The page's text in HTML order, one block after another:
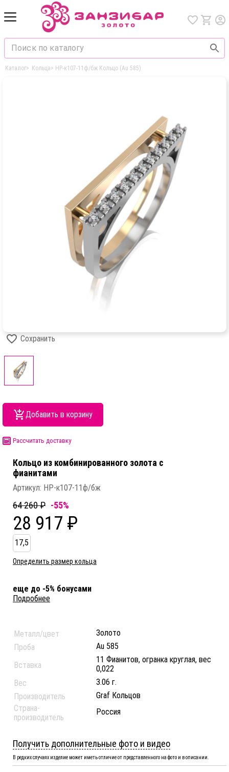
Каталог> Кольца> HP-к107-11ф/бж Кольцо (Au 585)
Сохранить
Добавить в корзину
Рассчитать доставку
Кольцо из комбинированного золота c
фианитами
Артикул: HP-к107-11ф/бж
64 260 ₽ -55%
28 917 ₽
17,5
Определить размер кольца
еще до -5% бонусами
Подробнее
Металл/цвет
Золото
Проба
Au 585
Вставка
11 Фианитов, огранка круглая, вес
0,022
Вес
3.06 г.
Производитель
Graf Кольцов
Страна-
производитель
Россия
Получить дополнительные фото и видео
В редких случаях изделие может иметь отличие от представленного на фото и в описании.